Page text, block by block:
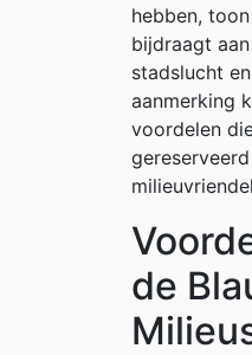
hebben,
bijdraagt
stadslucht
aanmerking
voordelen
de